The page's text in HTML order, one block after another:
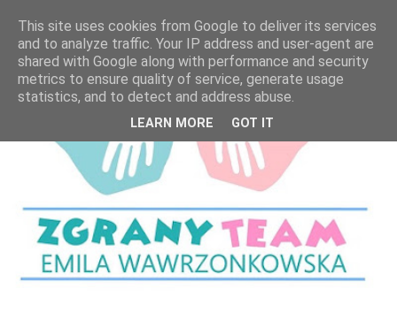
This site uses cookies from Google to deliver its services
and to analyze traffic. Your IP address and user-agent are
shared with Google along with performance and security
metrics to ensure quality of service, generate usage
statistics, and to detect and address abuse.
LEARN MORE GOT IT